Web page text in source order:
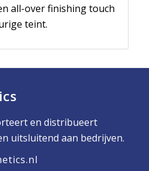
all-over finishing touch
teint.
en distribueert
uitsluitend aan bedrijven.